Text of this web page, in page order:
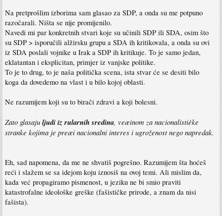
Na pretprošlim izborima sam glasao za SDP, a onda su me potpuno
razočarali. Ništa se nije promijenilo.
Navedi mi par konkretnih stvari koje su učinili SDP ili SDA, osim što
su SDP > isporučili alžirsku grupu a SDA ih kritikovala, a onda su ovi
iz SDA poslali vojnike u Irak a SDP ih kritikuje. To je samo jedan,
eklatantan i eksplicitan, primjer iz vanjske politike.
To je to drug, to je naša politička scena, ista stvar će se desiti bilo
koga da dovedemo na vlast i u bilo kojoj oblasti.
Ne razumijem koji su to birači zdravi a koji bolesni.
Zato glasaju ljudi iz rularnih sredina , veæinom za nacionalistièke
stranke kojima je preæi nacionalni interes i ugroženost nego napredak.
Eh, sad napomena, da me ne shvatiš pogrešno. Razumijem šta hoćeš
reći i slažem se sa idejom koju iznosiš na ovoj temi. Ali mislim da,
kada već propagiramo pismenost, u jeziku ne bi smio praviti
katastrofalne ideološke greške (fašističke prirode, a znam da nisi
fašista).